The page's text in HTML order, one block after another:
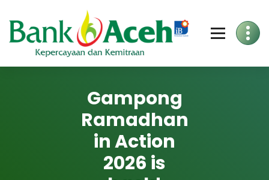
Gampong
Ramadhan
in Action
2026 is